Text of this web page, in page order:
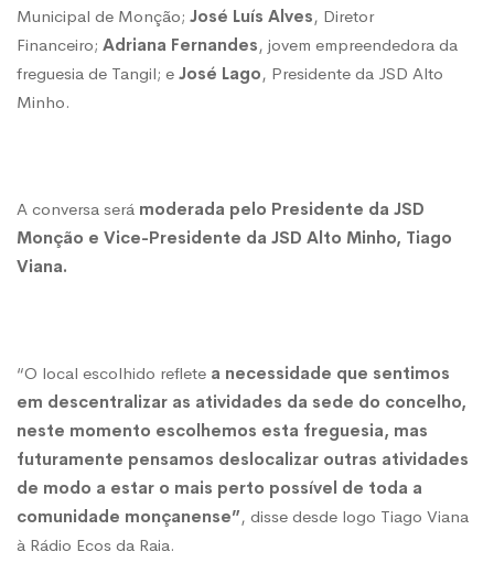
financeira
Municipal de Monção; José Luís Alves, Diretor
Financeiro; Adriana Fernandes, jovem empreendedora da
freguesia de Tangil; e José Lago, Presidente da JSD Alto
Minho.
A conversa será moderada pelo Presidente da JSD
Monção e Vice-Presidente da JSD Alto Minho, Tiago
Viana.
“O local escolhido reflete a necessidade que sentimos
em descentralizar as atividades da sede do concelho,
neste momento escolhemos esta freguesia, mas
futuramente pensamos deslocalizar outras atividades
de modo a estar o mais perto possível de toda a
comunidade monçanense”, disse desde logo Tiago Viana
à Rádio Ecos da Raia.